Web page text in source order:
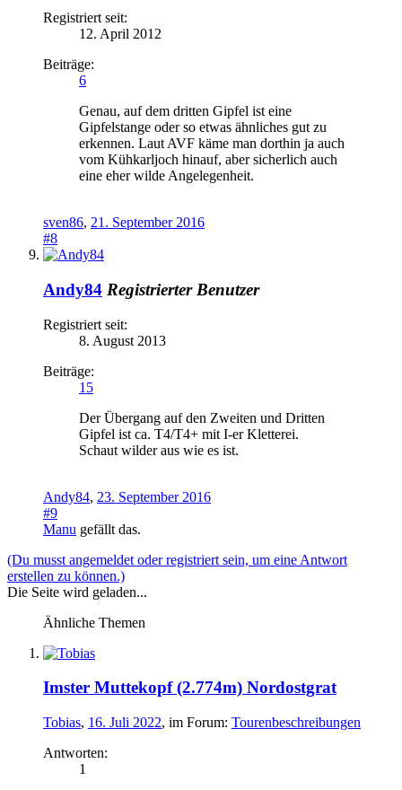
Registriert seit:
12. April 2012
Beiträge:
6
Genau, auf dem dritten Gipfel ist eine
Gipfelstange oder so etwas ähnliches gut zu
erkennen. Laut AVF käme man dorthin ja auch
vom Kühkarljoch hinauf, aber sicherlich auch
eine eher wilde Angelegenheit.
sven86, 21. September 2016
#8
Andy84 Registrierter Benutzer
Registriert seit:
8. August 2013
Beiträge:
15
Der Übergang auf den Zweiten und Dritten
Gipfel ist ca. T4/T4+ mit I-er Kletterei.
Schaut wilder aus wie es ist.
Andy84, 23. September 2016
#9
Manu gefällt das.
(Du musst angemeldet oder registriert sein, um eine Antwort
erstellen zu können.)
Die Seite wird geladen...
Ähnliche Themen
Imster Muttekopf (2.774m) Nordostgrat
Tobias, 16. Juli 2022, im Forum: Tourenbeschreibungen
Antworten:
1